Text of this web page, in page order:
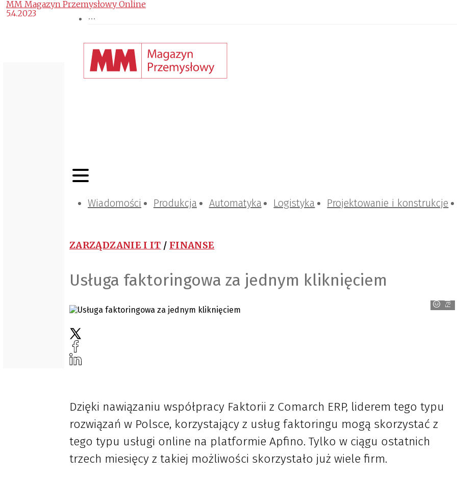
Wiadomości Produkcja Automatyka Logistyka Projektowanie i konstrukcje
ZARZĄDZANIE I IT / FINANSE
Usługa faktoringowa za jednym kliknięciem
Faktoria
MM Magazyn Przemysłowy Online
5.4.2023
Dzięki nawiązaniu współpracy Faktorii z Comarch ERP, liderem tego typu
rozwiązań w Polsce, korzystający z usług faktoringu mogą skorzystać z
tego typu usługi online na platformie Apfino. Tylko w ciągu ostatnich
trzech miesięcy z takiej możliwości skorzystało już wiele firm.